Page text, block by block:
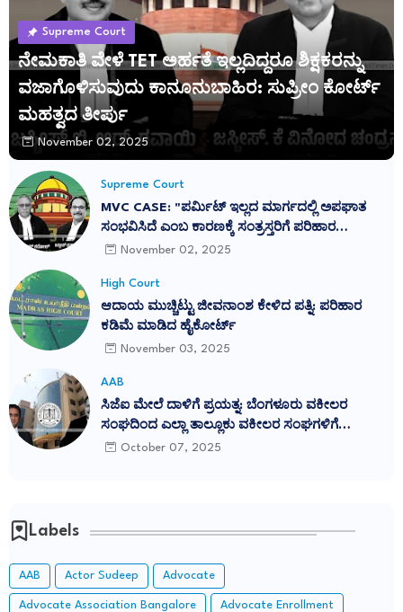
Supreme Court
ನೇಮಕಾತಿ ವೇಳೆ TET ಅರ್ಹತೆ ಇಲ್ಲದಿದ್ದರೂ ಶಿಕ್ಷಕರನ್ನು
ವಜಾಗೊಳಿಸುವುದು ಕಾನೂನುಬಾಹಿರ: ಸುಪ್ರೀಂ ಕೋರ್ಟ್
ಮಹತ್ವದ ತೀರ್ಪು
November 02, 2025
Supreme Court
MVC CASE: "ಪರ್ಮಿಟ್ ಇಲ್ಲದ ಮಾರ್ಗದಲ್ಲಿ ಅಪಘಾತ
ಸಂಭವಿಸಿದೆ ಎಂಬ ಕಾರಣಕ್ಕೆ ಸಂತ್ರಸ್ತರಿಗೆ ಪರಿಹಾರ
ನಿರಾಕರಿಸುವುದು ನ್ಯಾಯವಲ್ಲ": ಕರ್ನಾಟಕ ಹೈಕೋರ್ಟ್
November 02, 2025
High Court
ಆದಾಯ ಮುಚ್ಚಿಟ್ಟು ಜೀವನಾಂಶ ಕೇಳಿದ ಪತ್ನಿ: ಪರಿಹಾರ
ಕಡಿಮೆ ಮಾಡಿದ ಹೈಕೋರ್ಟ್
November 03, 2025
AAB
ಸಿಜೆಐ ಮೇಲೆ ದಾಳಿಗೆ ಪ್ರಯತ್ನ: ಬೆಂಗಳೂರು ವಕೀಲರ
ಸಂಘದಿಂದ ಎಲ್ಲಾ ತಾಲ್ಲೂಕು ವಕೀಲರ ಸಂಘಗಳಿಗೆ
ಪ್ರತಿಭಟನೆಗೆ ಕರೆ
October 07, 2025
Labels
AAB Actor Sudeep Advocate
Advocate Association Bangalore Advocate Enrollment